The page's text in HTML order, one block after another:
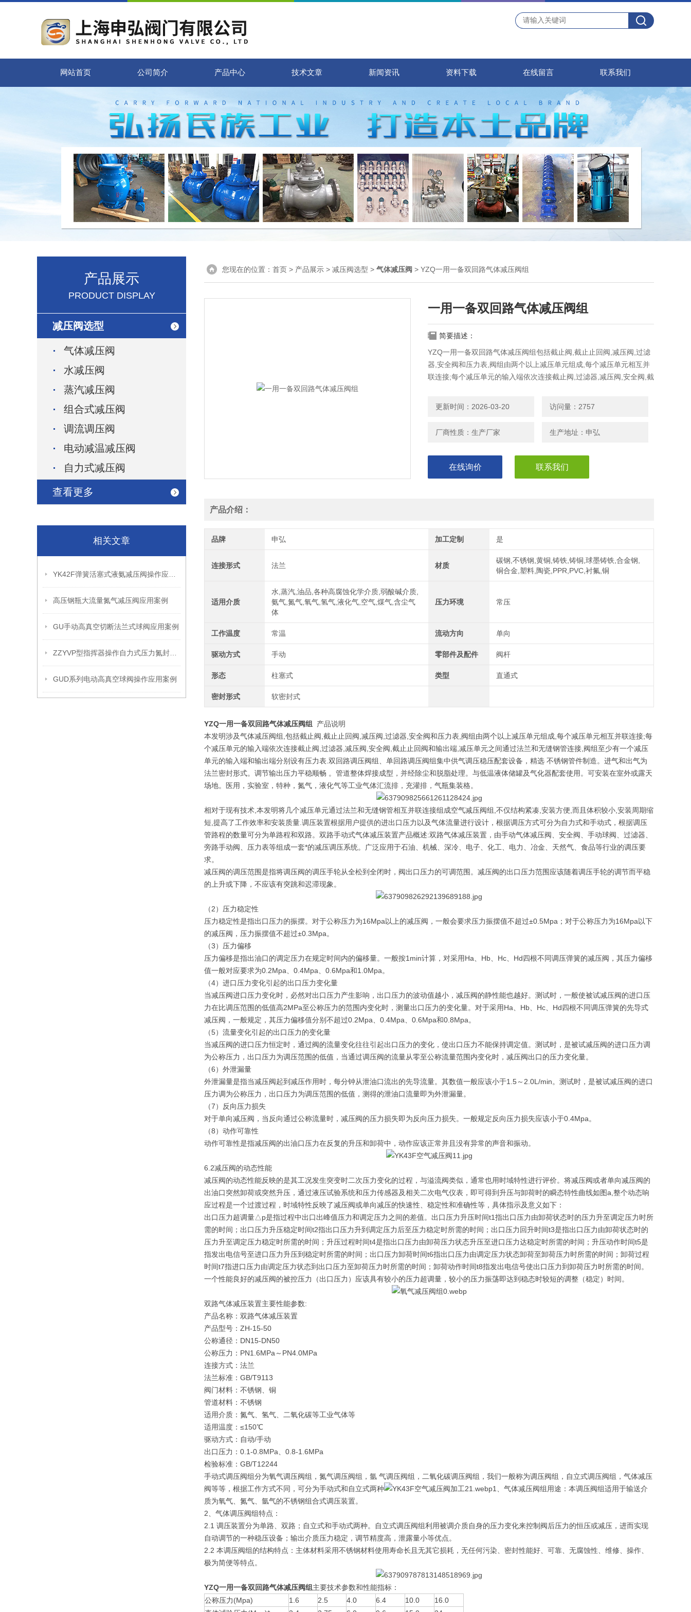
网站首页 公司简介 产品中心 技术文章 新闻资讯 资料下载 在线留言 联系我们
产品展示
PRODUCT DISPLAY
减压阀选型
气体减压阀
水减压阀
蒸汽减压阀
组合式减压阀
调流调压阀
电动减温减压阀
自力式减压阀
查看更多
相关文章
高压钢瓶大流量氮气减压阀应用案例
GU手动高真空切断法兰式球阀应用案例
GUD系列电动高真空球阀操作应用案例
您现在的位置： 首页 > 产品展示 > 减压阀选型 > 气体减压阀 > YZQ一用一备双回路气体减压阀组
一用一备双回路气体减压阀组
简要描述：
YZQ一用一备双回路气体减压阀组包括截止阀,截止止回阀,减压阀,过滤
器,安全阀和压力表,阀组由两个以上减压单元组成,每个减压单元相互并
联连接;每个减压单元的输入端依次连接截止阀,过滤器,减压阀,安全阀,截
更新时间：2026-03-20 访问量：2757
厂商性质：生产厂家 生产地址：申弘
在线询价 联系我们
产品介绍：
品牌 申弘 加工定制 是
连接形式 法兰 材质
碳钢,不锈钢,黄铜,铸铁,铸铜,球墨铸铁,合金钢,
铜合金,塑料,陶瓷,PPR,PVC,衬氟,铜
适用介质
水,蒸汽,油品,各种高腐蚀化学介质,弱酸碱介质,
氨气,氮气,氧气,氢气,液化气,空气,煤气,含尘气
体
压力环境 常压
工作温度 常温 流动方向 单向
驱动方式 手动 零部件及配件 阀杆
形态 柱塞式 类型 直通式
密封形式 软密封式
YZQ一用一备双回路气体减压阀组
产品说明
本发明涉及气体减压阀组,包括截止阀,截止止回阀,减压阀,过滤器,安全阀和压力表,阀组由两个以上减压单元组成,每个减压单元相互并联连接;每
个减压单元的输入端依次连接截止阀,过滤器,减压阀,安全阀,截止止回阀和输出端,减压单元之间通过法兰和无缝钢管连接,阀组至少有一个减压
单元的输入端和输出端分别设有压力表.双回路调压阀组、单回路调压阀组集中供气调压稳压配套设备，精选 不锈钢管件制造。进气和出气为
法兰密封形式。调节输出压力平稳顺畅 。管道整体焊接成型，并经除尘和脱脂处理。与低温液体储罐及气化器配套使用。可安装在室外或露天
场地。医用，实验室，特种，氮气，液化气等工业气体汇流排，充灌排，气瓶集装格。
相对于现有技术,本发明将几个减压单元通过法兰和无缝钢管相互并联连接组成空气减压阀组,不仅结构紧凑,安装方便,而且体积较小,安装周期缩
短,提高了工作效率和安装质量.调压装置根据用户提供的进出口压力以及气体流量进行设计，根据调压方式可分为自力式和手动式，根据调压
管路程的数量可分为单路程和双路。双路手动式气体减压装置产品概述:双路气体减压装置，由手动气体减压阀、安全阀、手动球阀、过滤器、
旁路手动阀、压力表等组成一套*的减压调压系统。广泛应用于石油、机械、深冷、电子、化工、电力、冶金、天然气、食品等行业的调压要
求。
减压阀的调压范围是指将调压阀的调压手轮从全松到全闭时，阀出口压力的可调范围。减压阀的出口压力范围应该随着调压手轮的调节而平稳
的上升或下降，不应该有突跳和迟滞现象。
（2）压力稳定性
压力稳定性是指出口压力的振摆。对于公称压力为16Mpa以上的减压阀，一般会要求压力振摆值不超过±0.5Mpa；对于公称压力为16Mpa以下
的减压阀，压力振摆值不超过±0.3Mpa。
（3）压力偏移
压力偏移是指出油口的调定压力在规定时间内的偏移量。一般按1min计算，对采用Ha、Hb、Hc、Hd四根不同调压弹簧的减压阀，其压力偏移
值一般对应要求为0.2Mpa、0.4Mpa、0.6Mpa和1.0Mpa。
（4）进口压力变化引起的出口压力变化量
当减压阀进口压力变化时，必然对出口压力产生影响，出口压力的波动值越小，减压阀的静性能也越好。测试时，一般使被试减压阀的进口压
力在比调压范围的低值高2MPa至公称压力的范围内变化时，测量出口压力的变化量。对于采用Ha、Hb、Hc、Hd四根不同调压弹簧的先导式
减压阀，一般规定，其压力偏移值分别不超过0.2Mpa、0.4Mpa、0.6Mpa和0.8Mpa。
（5）流量变化引起的出口压力的变化量
当减压阀的进口压力恒定时，通过阀的流量变化往往引起出口压力的变化，使出口压力不能保持调定值。测试时，是被试减压阀的进口压力调
为公称压力，出口压力为调压范围的低值，当通过调压阀的流量从零至公称流量范围内变化时，减压阀出口的压力变化量。
（6）外泄漏量
外泄漏量是指当减压阀起到减压作用时，每分钟从泄油口流出的先导流量。其数值一般应该小于1.5～2.0L/min。测试时，是被试减压阀的进口
压力调为公称压力，出口压力为调压范围的低值，测得的泄油口流量即为外泄漏量。
（7）反向压力损失
对于单向减压阀，当反向通过公称流量时，减压阀的压力损失即为反向压力损失。一般规定反向压力损失应该小于0.4Mpa。
（8）动作可靠性
动作可靠性是指减压阀的出油口压力在反复的升压和卸荷中，动作应该正常并且没有异常的声音和振动。
6.2减压阀的动态性能
减压阀的动态性能反映的是其工况发生突变时二次压力变化的过程，与溢流阀类似，通常也用时域特性进行评价。将减压阀或者单向减压阀的
出油口突然卸荷或突然升压，通过液压试验系统和压力传感器及相关二次电气仪表，即可得到升压与卸荷时的瞬态特性曲线如图a,整个动态响
应过程是一个过渡过程，时域特性反映了减压阀或单向减压的快速性、稳定性和准确性等，具体指示及意义如下：
出口压力超调量△p是指过程中出口出峰值压力和调定压力之间的差值。出口压力升压时间t1指出口压力由卸荷状态时的压力升至调定压力时所
需的时间；出口压力升压稳定时间t2指出口压力升到调定压力后至压力稳定时所需的时间；出口压力回升时间t3是指出口压力由卸荷状态时的
压力升至调定压力稳定时所需的时间；升压过程时间t4是指出口压力由卸荷压力状态升压至进口压力达稳定时所需的时间；升压动作时间t5是
指发出电信号至进口压力升压到稳定时所需的时间；出口压力卸荷时间t6指出口压力由调定压力状态卸荷至卸荷压力时所需的时间；卸荷过程
时间t7指进口压力由调定压力状态到出口压力至卸荷压力时所需的时间；卸荷动作时间t8指发出电信号使出口压力到卸荷压力时所需的时间。
一个性能良好的减压阀的被控压力（出口压力）应该具有较小的压力超调量，较小的压力振荡即达到稳态时较短的调整（稳定）时间。
双路气体减压装置主要性能参数:
产品名称：双路气体减压装置
产品型号：ZH-15-50
公称通径：DN15-DN50
公称压力：PN1.6MPa～PN4.0MPa
连接方式：法兰
法兰标准：GB/T9113
阀门材料：不锈钢、铜
管道材料：不锈钢
适用介质：氮气、氢气、二氧化碳等工业气体等
适用温度：≤150℃
驱动方式：自动/手动
出口压力：0.1-0.8MPa、0.8-1.6MPa
检验标准：GB/T12244
手动式调压阀组分为氧气调压阀组，氮气调压阀组，氩 气调压阀组，二氧化碳调压阀组，我们一般称为调压阀组，自立式调压阀组，气体减压
阀等等，根据工作方式不同，可分为手动式和自立式两种
1、气体减压阀组用途：本调压阀组适用于输送介
质为氧气、氮气、氩气的不锈钢组合式调压装置。
2、气体调压阀组特点：
2.1 调压装置分为单路、双路；自立式和手动式两种。自立式调压阀组利用被调介质自身的压力变化来控制阀后压力的恒压或减压，进而实现
自动调节的一种稳压设备；输出介质压力稳定，调节精度高，泄露量小等优点。
2.2 本调压阀组的结构特点：主体材料采用不锈钢材料使用寿命长且无其它损耗，无任何污染、密封性能好、可靠、无腐蚀性、维修、操作、
极为简便等特点。
YZQ一用一备双回路气体减压阀组 主要技术参数和性能指标：
公称压力(Mpa)
1.6 2.5 4.0 6.4 10.0
16.0